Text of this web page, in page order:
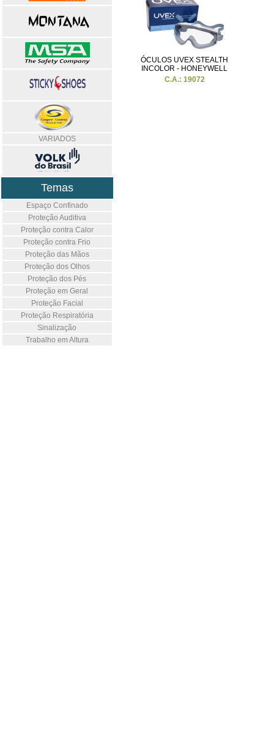
VARIADOS
Temas
Espaço Confinado
Proteção Auditiva
Proteção contra Calor
Proteção contra Frio
Proteção das Mãos
Proteção dos Olhos
Proteção dos Pés
Proteção em Geral
Proteção Facial
Proteção Respiratória
Sinalização
Trabalho em Altura
ÓCULOS UVEX STEALTH
INCOLOR - HONEYWELL
C.A.: 19072